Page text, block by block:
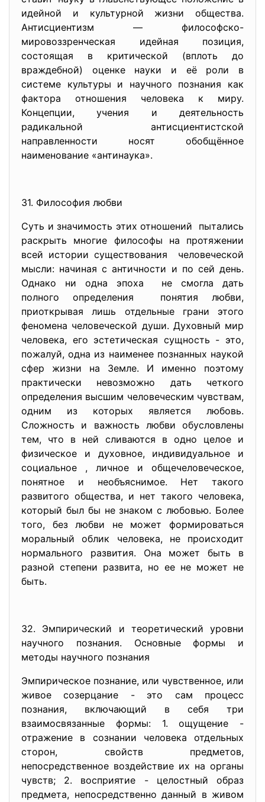
идейной и культурной жизни общества.
Антисциентизм — философско-
мировоззренческая идейная позиция,
состоящая в критической (вплоть до
враждебной) оценке науки и её роли в
системе культуры и научного познания как
фактора отношения человека к миру.
Концепции, учения и деятельность
радикальной антисциентистской
направленности носят обобщённое
наименование «антинаука».
31. Философия любви
Суть и значимость этих отношений пытались
раскрыть многие философы на протяжении
всей истории существования человеческой
мысли: начиная с античности и по сей день.
Однако ни одна эпоха не смогла дать
полного определения понятия любви,
приоткрывая лишь отдельные грани этого
феномена человеческой души. Духовный мир
человека, его эстетическая сущность - это,
пожалуй, одна из наименее познанных наукой
сфер жизни на Земле. И именно поэтому
практически невозможно дать четкого
определения высшим человеческим чувствам,
одним из которых является любовь.
Сложность и важность любви обусловлены
тем, что в ней сливаются в одно целое и
физическое и духовное, индивидуальное и
социальное , личное и общечеловеческое,
понятное и необъяснимое. Нет такого
развитого общества, и нет такого человека,
который был бы не знаком с любовью. Более
того, без любви не может формироваться
моральный облик человека, не происходит
нормального развития. Она может быть в
разной степени развита, но ее не может не
быть.
32. Эмпирический и теоретический уровни
научного познания. Основные формы и
методы научного познания
Эмпирическое познание, или чувственное, или
живое созерцание - это сам процесс
познания, включающий в себя три
взаимосвязанные формы: 1. ощущение -
отражение в сознании человека отдельных
сторон, свойств предметов,
непосредственное воздействие их на органы
чувств; 2. восприятие - целостный образ
предмета, непосредственно данный в живом